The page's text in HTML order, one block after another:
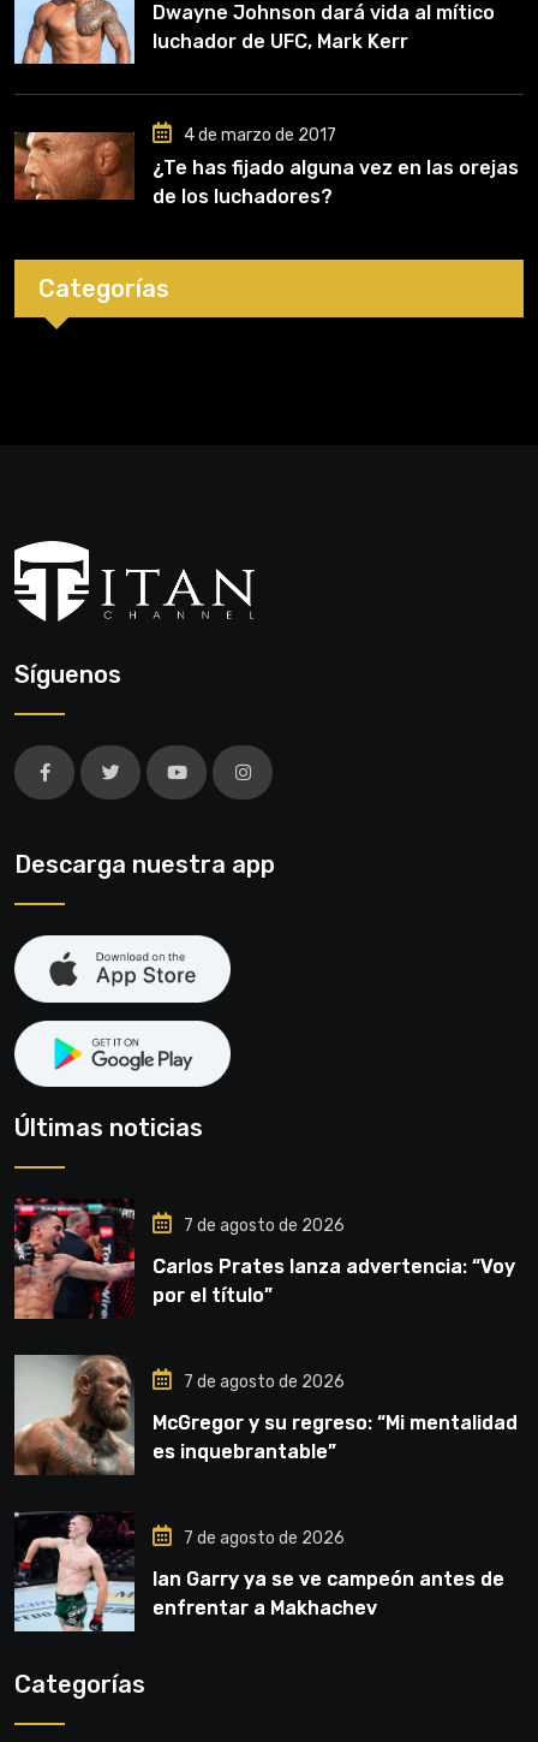
Dwayne Johnson dará vida al mítico
luchador de UFC, Mark Kerr
4 de marzo de 2017
¿Te has fijado alguna vez en las orejas
de los luchadores?
Categorías
Síguenos
Descarga nuestra app
Últimas noticias
7 de agosto de 2026
Carlos Prates lanza advertencia: “Voy
por el título”
7 de agosto de 2026
McGregor y su regreso: “Mi mentalidad
es inquebrantable”
7 de agosto de 2026
Ian Garry ya se ve campeón antes de
enfrentar a Makhachev
Categorías